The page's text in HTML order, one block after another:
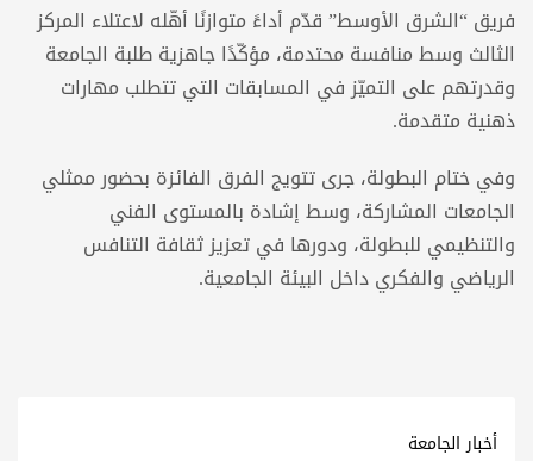
فريق “الشرق الأوسط” قدّم أداءً متوازنًا أهّله لاعتلاء المركز
الثالث وسط منافسة محتدمة، مؤكّدًا جاهزية طلبة الجامعة
وقدرتهم على التميّز في المسابقات التي تتطلب مهارات
ذهنية متقدمة.
وفي ختام البطولة، جرى تتويج الفرق الفائزة بحضور ممثلي
الجامعات المشاركة، وسط إشادة بالمستوى الفني
والتنظيمي للبطولة، ودورها في تعزيز ثقافة التنافس
الرياضي والفكري داخل البيئة الجامعية.
أخبار الجامعة